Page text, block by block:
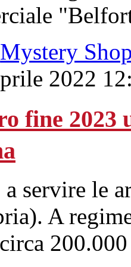
Mystery
2022
fine 2023
a servire le
A